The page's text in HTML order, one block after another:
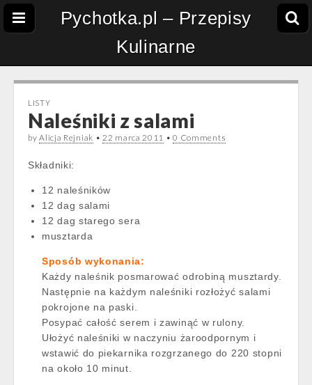
Pychotka.pl – Przepisy
Kulinarne
LISTY
Naleśniki z salami
byAlicja Rejniak •22 marca 2011 •0 Comments
Składniki:
12 naleśników
12 dag salami
12 dag starego sera
musztarda
Sposób wykonania:
Każdy naleśnik posmarować odrobiną musztardy.
Następnie na każdym naleśniki rozłożyć salami
pokrojone na paski.
Posypać całość serem i zawinąć w rulony.
Ułożyć naleśniki w naczyniu żaroodpornym i
wstawić do piekarnika rozgrzanego do 220 stopni
na około 10 minut.